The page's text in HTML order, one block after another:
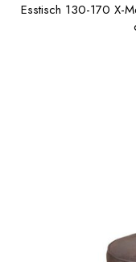
Esstisch 130-170 X-